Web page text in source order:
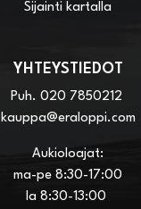
Sijainti kartalla
YHTEYSTIEDOT
Puh. 020 7850212
kauppa@eraloppi.com
Aukioloajat:
ma-pe 8:30-17:00
la 8:30-13:00